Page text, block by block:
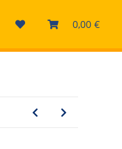
0,00 €